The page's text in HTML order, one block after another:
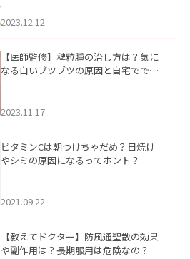
2023.12.12
【医師監修】稗粒腫の治し方は？気に
なる白いブツブツの原因と自宅ででき
2023.11.17
ビタミンCは朝つけちゃだめ？日焼け
やシミの原因になるってホント？
2021.09.22
【教えてドクター】防風通聖散の効果
や副作用は？長期服用は危険なの？